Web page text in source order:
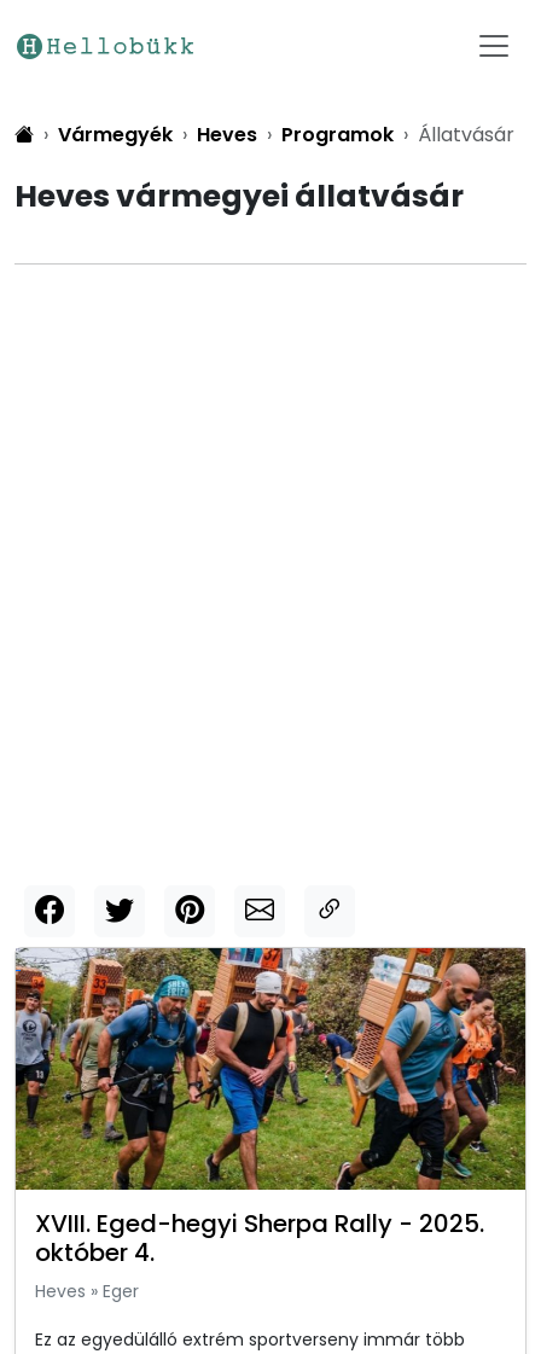
Vármegyék Heves Programok Állatvásár
Heves vármegyei állatvásár
XVIII. Eged-hegyi Sherpa Rally - 2025.
október 4.
Heves » Eger
Ez az egyedülálló extrém sportverseny immár több